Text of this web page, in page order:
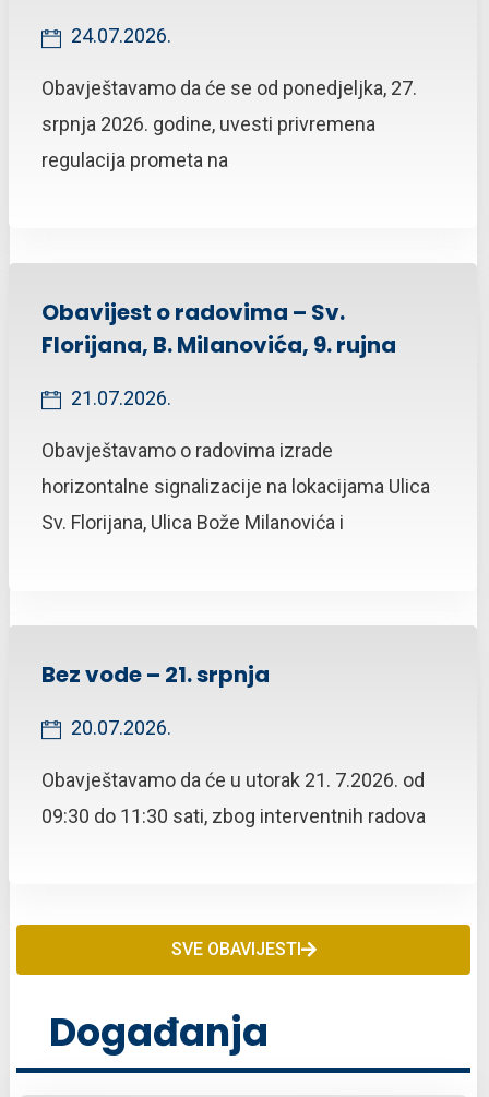
24.07.2026.
Obavještavamo da će se od ponedjeljka, 27.
srpnja 2026. godine, uvesti privremena
regulacija prometa na
Obavijest o radovima – Sv.
Florijana, B. Milanovića, 9. rujna
21.07.2026.
Obavještavamo o radovima izrade
horizontalne signalizacije na lokacijama Ulica
Sv. Florijana, Ulica Bože Milanovića i
Bez vode – 21. srpnja
20.07.2026.
Obavještavamo da će u utorak 21. 7.2026. od
09:30 do 11:30 sati, zbog interventnih radova
SVE OBAVIJESTI
Događanja